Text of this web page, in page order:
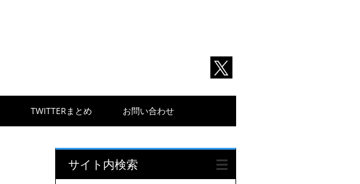
TWITTERまとめ お問い合わせ
サイト内検索